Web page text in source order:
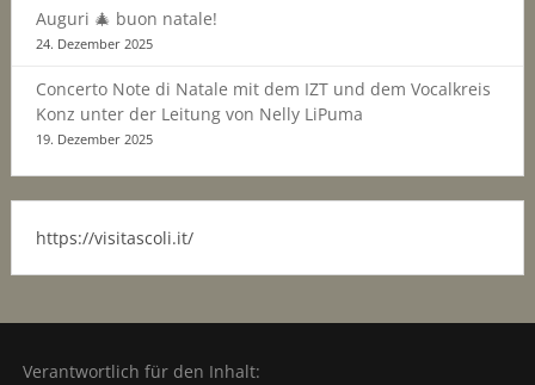
Auguri 🎄 buon natale!
24. Dezember 2025
Concerto Note di Natale mit dem IZT und dem Vocalkreis
Konz unter der Leitung von Nelly LiPuma
19. Dezember 2025
https://visitascoli.it/
Verantwortlich für den Inhalt: